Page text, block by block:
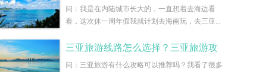
问：我是在内陆城市长大的，一直想着去海边看
看，这次休一周年假我就计划去海南玩，去三亚...
三亚旅游线路怎么选择？三亚旅游攻
问：三亚旅游有什么攻略可以推荐吗？我看了很多